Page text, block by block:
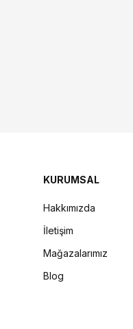
KURUMSAL
Hakkımızda
İletişim
Mağazalarımız
Blog